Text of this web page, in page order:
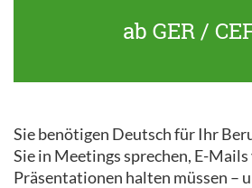
ab GER /
Sie benötigen Deutsch für Ihr
Sie in Meetings sprechen, E-
Präsentationen halten müssen –